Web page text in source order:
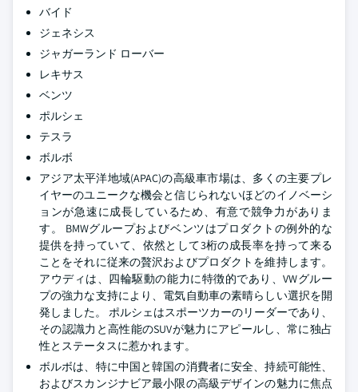
バイド
ジェネシス
ジャガーランド ローバー
レキサス
ベンツ
ポルシェ
テスラ
ボルボ
アジア太平洋地域(APAC)の高級車市場は、多くの主要プレ
イヤーのユニークな機会と信じられないほどのイノベーシ
ョンが急速に成長しているため、有意で競争力がありま
す。 BMWグループおよびベンツはプロダクトの例外的な
提供を持っていて、依然として3桁の成長率を持って来る
ことをそれに従来の贅沢およびプロダクトを維持します。
アウディは、四輪駆動の能力に特徴的であり、VWグルー
プの強力な支持により、電気自動車の素晴らしい選択を開
発しました。 ポルシェはスポーツカーのリーダーであり、
その認識力と高性能のSUVが魅力にアピールし、常に独占
性とステータスに惹かれます。
ボルボは、特に中国と韓国の消費者に安全、持続可能性、
およびスカンジナビア最小限の高級デザインの魅力に焦点